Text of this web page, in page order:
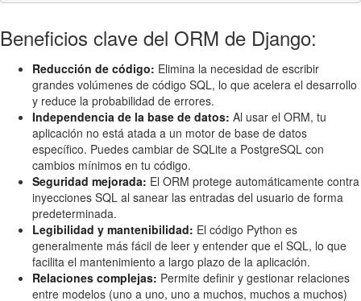
Beneficios clave del ORM de Django:
Reducción de código: Elimina la necesidad de escribir
grandes volúmenes de código SQL, lo que acelera el desarrollo
y reduce la probabilidad de errores.
Independencia de la base de datos: Al usar el ORM, tu
aplicación no está atada a un motor de base de datos
específico. Puedes cambiar de SQLite a PostgreSQL con
cambios mínimos en tu código.
Seguridad mejorada: El ORM protege automáticamente contra
inyecciones SQL al sanear las entradas del usuario de forma
predeterminada.
Legibilidad y mantenibilidad: El código Python es
generalmente más fácil de leer y entender que el SQL, lo que
facilita el mantenimiento a largo plazo de la aplicación.
Relaciones complejas: Permite definir y gestionar relaciones
entre modelos (uno a uno, uno a muchos, muchos a muchos)